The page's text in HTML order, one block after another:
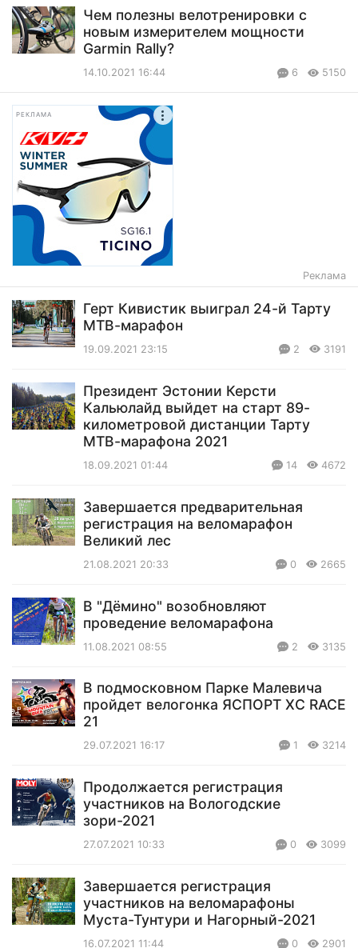
Чем полезны велотренировки с
новым измерителем мощности
Garmin Rally?
14.10.2021 16:44 6 5150
РЕКЛАМА
Реклама
Герт Кивистик выиграл 24-й Тарту
МТВ-марафон
19.09.2021 23:15 2 3191
Президент Эстонии Керсти
Кальюлайд выйдет на старт 89-
километровой дистанции Тарту
МТВ-марафона 2021
18.09.2021 01:44 14 4672
Завершается предварительная
регистрация на веломарафон
Великий лес
21.08.2021 20:33 0 2665
В "Дёмино" возобновляют
проведение веломарафона
11.08.2021 08:55 2 3135
В подмосковном Парке Малевича
пройдет велогонка ЯСПОРТ ХС RACE
21
29.07.2021 16:17 1 3214
Продолжается регистрация
участников на Вологодские
зори-2021
27.07.2021 10:33 0 3099
Завершается регистрация
участников на веломарафоны
Муста-Тунтури и Нагорный-2021
16.07.2021 11:44 0 2901